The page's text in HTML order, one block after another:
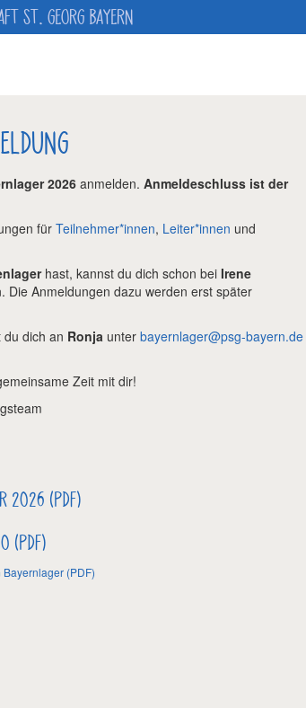
ST. GEORG BAYERN
2026anmelden. Anmeldeschluss ist der
für Teilnehmer*innen, Leiter*innen und
hast, kannst du dich schon bei Irene
Die Anmeldungen dazu werden erst später
dich an Ronja unter bayernlager@psg-bayern.de
Zeit mit dir!
2026 (PDF)
(PDF)
(PDF)